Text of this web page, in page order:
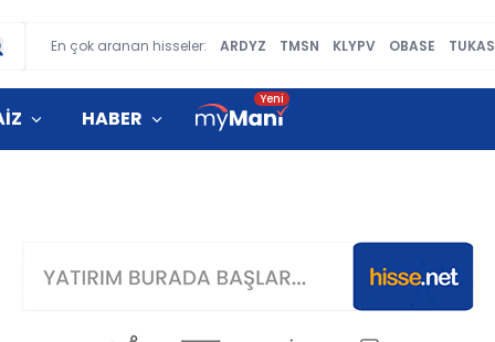
En çok aranan hisseler: ARDYZ TMSN KLYPV OBASE TUKAS
HABER